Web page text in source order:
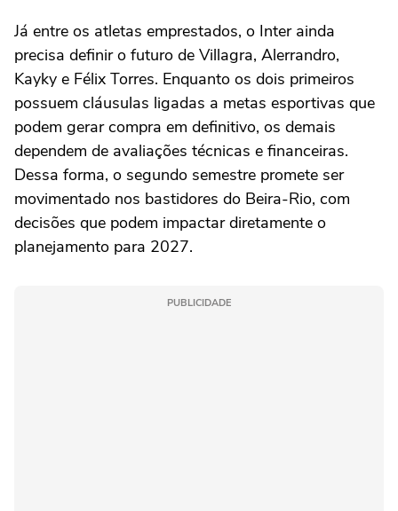
Já entre os atletas emprestados, o Inter ainda
precisa definir o futuro de Villagra, Alerrandro,
Kayky e Félix Torres. Enquanto os dois primeiros
possuem cláusulas ligadas a metas esportivas que
podem gerar compra em definitivo, os demais
dependem de avaliações técnicas e financeiras.
Dessa forma, o segundo semestre promete ser
movimentado nos bastidores do Beira-Rio, com
decisões que podem impactar diretamente o
planejamento para 2027.
PUBLICIDADE